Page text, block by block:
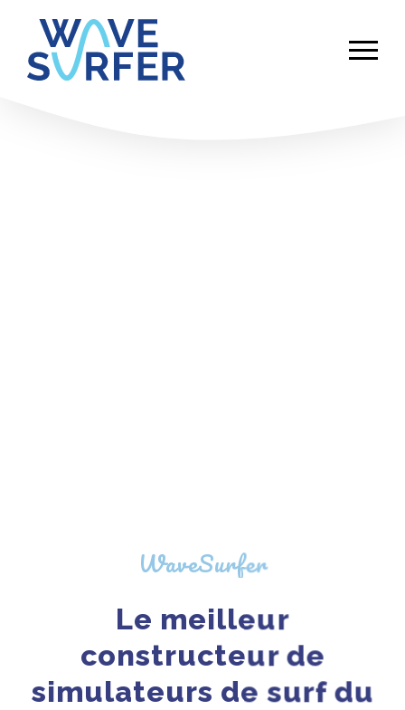
WaveSurfer | Constructeur et
distributeur de simulateurs de surf
WaveSurfer
Le meilleur
constructeur de
simulateurs de surf du